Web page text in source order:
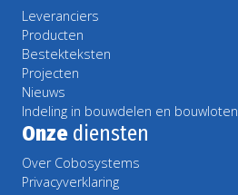
Leveranciers
Producten
Bestekteksten
Projecten
Nieuws
Indeling in bouwdelen en bouwloten
Onze diensten
Over Cobosystems
Privacyverklaring